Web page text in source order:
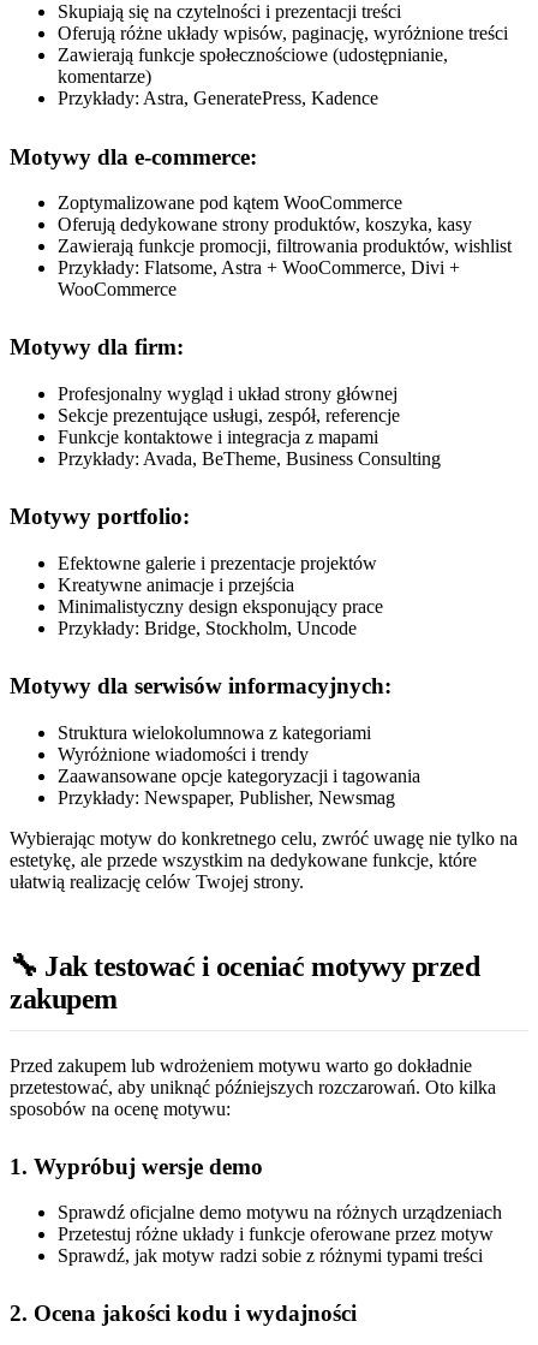
Skupiają się na czytelności i prezentacji treści
Oferują różne układy wpisów, paginację, wyróżnione treści
Zawierają funkcje społecznościowe (udostępnianie,
komentarze)
Przykłady: Astra, GeneratePress, Kadence
Motywy dla e-commerce:
Zoptymalizowane pod kątem WooCommerce
Oferują dedykowane strony produktów, koszyka, kasy
Zawierają funkcje promocji, filtrowania produktów, wishlist
Przykłady: Flatsome, Astra + WooCommerce, Divi +
WooCommerce
Motywy dla firm:
Profesjonalny wygląd i układ strony głównej
Sekcje prezentujące usługi, zespół, referencje
Funkcje kontaktowe i integracja z mapami
Przykłady: Avada, BeTheme, Business Consulting
Motywy portfolio:
Efektowne galerie i prezentacje projektów
Kreatywne animacje i przejścia
Minimalistyczny design eksponujący prace
Przykłady: Bridge, Stockholm, Uncode
Motywy dla serwisów informacyjnych:
Struktura wielokolumnowa z kategoriami
Wyróżnione wiadomości i trendy
Zaawansowane opcje kategoryzacji i tagowania
Przykłady: Newspaper, Publisher, Newsmag
Wybierając motyw do konkretnego celu, zwróć uwagę nie tylko na
estetykę, ale przede wszystkim na dedykowane funkcje, które
ułatwią realizację celów Twojej strony.
🔧 Jak testować i oceniać motywy przed
zakupem
Przed zakupem lub wdrożeniem motywu warto go dokładnie
przetestować, aby uniknąć późniejszych rozczarowań. Oto kilka
sposobów na ocenę motywu:
1. Wypróbuj wersje demo
Sprawdź oficjalne demo motywu na różnych urządzeniach
Przetestuj różne układy i funkcje oferowane przez motyw
Sprawdź, jak motyw radzi sobie z różnymi typami treści
2. Ocena jakości kodu i wydajności